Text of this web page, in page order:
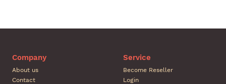
Company
About us
Contact
Service
Become Reseller
Login